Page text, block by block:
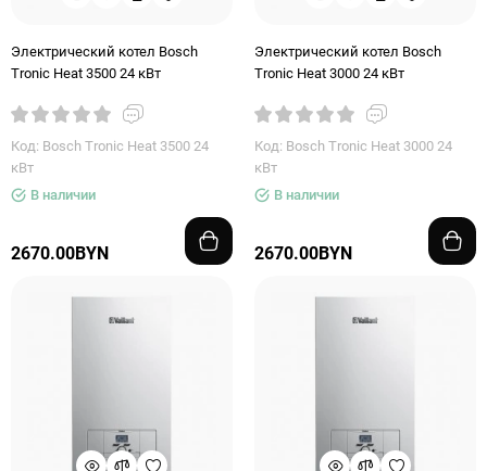
Электрический котел Bosch
Tronic Heat 3500 24 кВт
Код: Bosch Tronic Heat 3500 24
кВт
В наличии
2670.00BYN
Электрический котел Bosch
Tronic Heat 3000 24 кВт
Код: Bosch Tronic Heat 3000 24
кВт
В наличии
2670.00BYN